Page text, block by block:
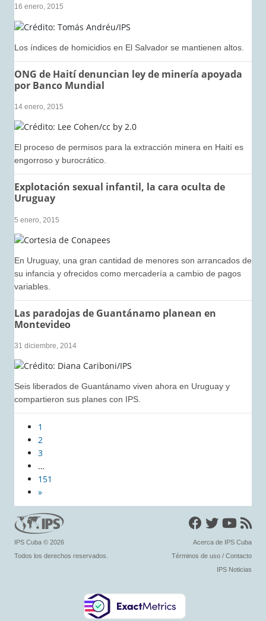
16 enero, 2015
Los índices de homicidios en El Salvador se mantienen altos.
ONG de Haití denuncian ley de minería apoyada
por Banco Mundial
14 enero, 2015
El proceso de permisos para la extracción minera en Haití es
engorroso y burocrático.
Explotación sexual infantil, la cara oculta de
Uruguay
5 enero, 2015
En Uruguay, una gran cantidad de menores son arrancados de
su infancia y ofrecidos como mercadería a cambio de pagos
variables.
Las paradojas de Guantánamo planean en
Montevideo
31 diciembre, 2014
Seis liberados de Guantánamo viven ahora en Uruguay y
compartieron sus planes con IPS.
1
2
3
…
151
»
IPS Cuba © 2026
Acerca de IPS Cuba
Todos los derechos reservados.
Términos de uso / Contacto
IPS Noticias